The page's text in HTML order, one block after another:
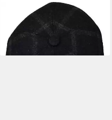
WEGENER
Baseball Cap
49,95 €
lieferbar - in 2-3 Werktagen bei dir